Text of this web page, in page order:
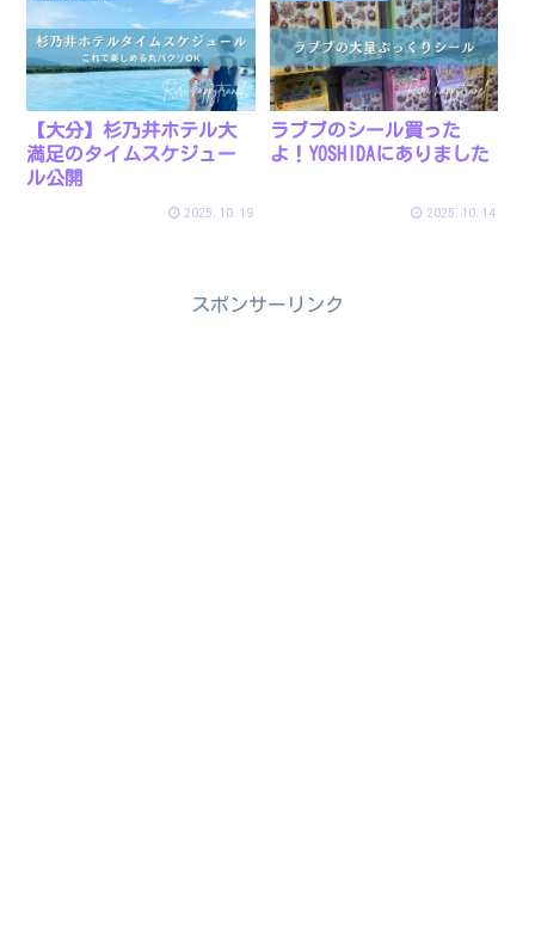
【大分】杉乃井ホテル大
満足のタイムスケジュー
ル公開
2025.10.19
ラブブのシール買った
よ！YOSHIDAにありました
2025.10.14
スポンサーリンク